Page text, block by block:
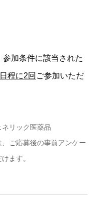
加条件に該当された
程に2回 ご参加いただ
リック医薬品
ご応募後の事前アンケー
ます。